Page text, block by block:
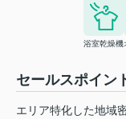
浴室乾燥機
セールスポイン
エリア特化した地域